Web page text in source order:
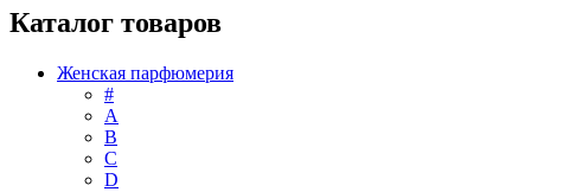
Каталог товаров
Женская парфюмерия
#
А
B
C
D